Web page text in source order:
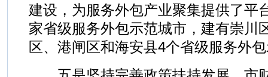
建设，为服务外包产业聚集提供了平
家省级服务外包示范城市，建有崇川
区、港闸区和海安县4个省级服务外